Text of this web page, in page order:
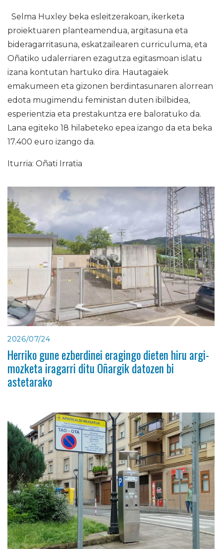
Selma Huxley beka esleitzerakoan, ikerketa
proiektuaren planteamendua, argitasuna eta
bideragarritasuna, eskatzailearen curriculuma, eta
Oñatiko udalerriaren ezagutza egitasmoan islatu
izana kontutan hartuko dira. Hautagaiek
emakumeen eta gizonen berdintasunaren alorrean
edota mugimendu feministan duten ibilbidea,
esperientzia eta prestakuntza ere baloratuko da.
Lana egiteko 18 hilabeteko epea izango da eta beka
17.400 euro izango da.
Iturria: Oñati Irratia
2026/07/24
Herriko gune ezberdinei eragingo dieten hiru argi-
mozketa iragarri ditu Oñargik datozen bi
astetarako